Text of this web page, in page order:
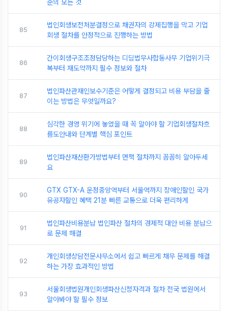
준의 모든 것
85
법인회생보전처분결정으로 채권자의 강제집행을 막고 기업
회생 절차를 안정적으로 진행하는 방법
86
간이회생구조조정담당하는 디딤법무사합동사무 기업위기극
복부터 재도약까지 필수 정보와 절차
87
법인파산관재인보수기준은 어떻게 결정되고 비용 부담을 줄
이는 방법은 무엇일까요?
88
심각한 경영 위기에 놓였을 때 꼭 알아야 할 기업회생절차흐
름도안내와 단계별 핵심 포인트
89
법인파산재산환가방법부터 면책 절차까지 꼼꼼히 알아두세
요
90
GTX GTX-A 운정중앙역부터 서울역까지 장애인할인 국가
유공자할인 혜택 21분 빠른 교통으로 더욱 편리하게
91
법인파산비용분납 법인파산 절차의 경제적 대안 비용 분납으
로 문제 해결
92
개인회생상담전문사무소에서 쉽고 빠르게 채무 문제를 해결
하는 가장 효과적인 방법
93
서울회생법원개인회생파산신청자격과 절차 전국 법원에서
알아봐야 할 필수 정보